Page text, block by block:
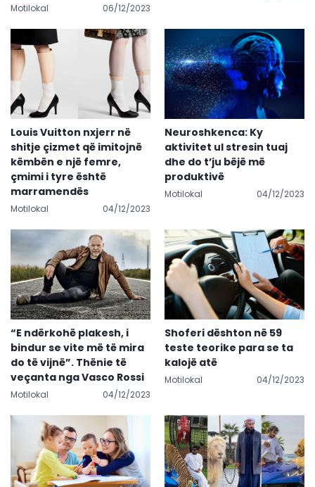
Motilokal 06/12/2023
Louis Vuitton nxjerr në
shitje çizmet që imitojnë
këmbën e një femre,
çmimi i tyre është
marramendës
Motilokal 04/12/2023
Neuroshkenca: Ky
aktivitet ul stresin tuaj
dhe do t’ju bëjë më
produktivë
Motilokal 04/12/2023
“E ndërkohë plakesh, i
bindur se vite më të mira
do të vijnë”. Thënie të
veçanta nga Vasco Rossi
Motilokal 04/12/2023
Shoferi dështon në 59
teste teorike para se ta
kalojë atë
Motilokal 04/12/2023